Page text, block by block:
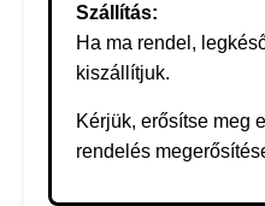
Szállítás:
Ha ma rendel,
kiszállítjuk.
Kérjük, erősítse meg
rendelés